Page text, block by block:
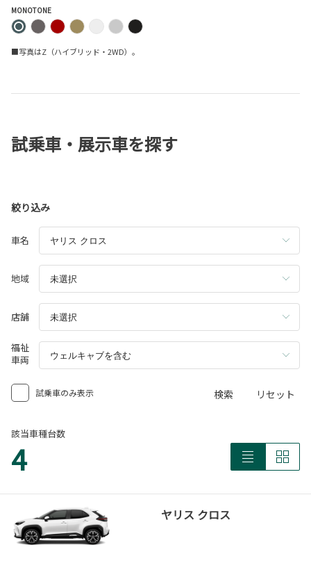
MONOTONE
■写真はZ（ハイブリッド・2WD）。
試乗車・展示車を探す
絞り込み
車名
地域
店舗
福祉
車両
試乗車のみ表示 検索 リセット
該当車種台数
4
ヤリス クロス